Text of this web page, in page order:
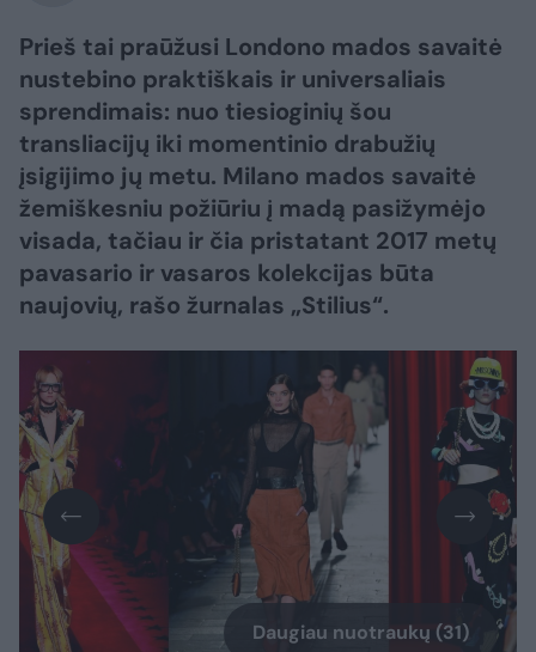
Prieš tai praūžusi Londono mados savaitė
nustebino praktiškais ir universaliais
sprendimais: nuo tiesioginių šou
transliacijų iki momentinio drabužių
įsigijimo jų metu. Milano mados savaitė
žemiškesniu požiūriu į madą pasižymėjo
visada, tačiau ir čia pristatant 2017 metų
pavasario ir vasaros kolekcijas būta
naujovių, rašo žurnalas „Stilius“.
Daugiau nuotraukų (31)